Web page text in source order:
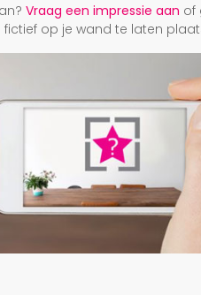
Vraag een impressie aan of
op je wand te laten